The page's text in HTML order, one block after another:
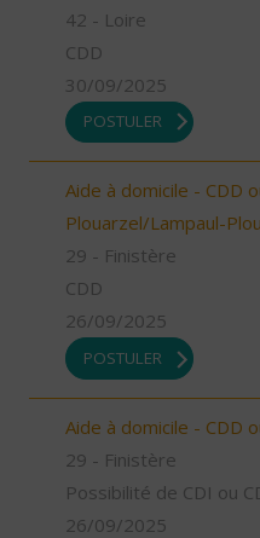
42 - Loire
CDD
30/09/2025
POSTULER
Aide à domicile - CDD
Plouarzel/Lampaul-
29 - Finistère
CDD
26/09/2025
POSTULER
Aide à domicile - CDD
29 - Finistère
Possibilité de CDI ou
26/09/2025